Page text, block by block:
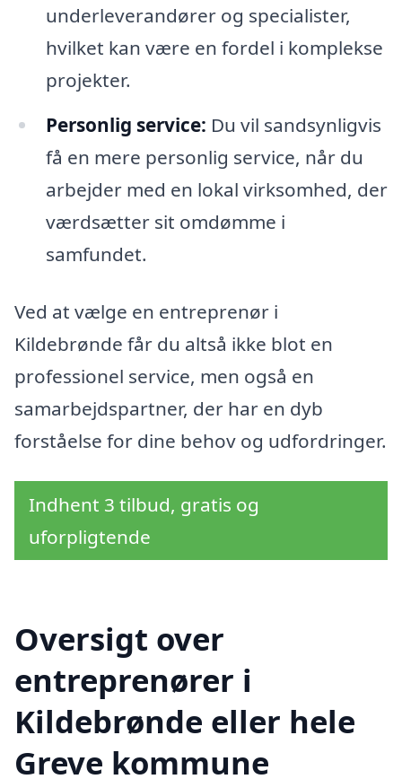
underleverandører og specialister,
hvilket kan være en fordel i komplekse
projekter.
Personlig service: Du vil sandsynligvis
få en mere personlig service, når du
arbejder med en lokal virksomhed, der
værdsætter sit omdømme i
samfundet.
Ved at vælge en entreprenør i
Kildebrønde får du altså ikke blot en
professionel service, men også en
samarbejdspartner, der har en dyb
forståelse for dine behov og udfordringer.
Indhent 3 tilbud, gratis og
uforpligtende
Oversigt over
entreprenører i
Kildebrønde eller hele
Greve kommune